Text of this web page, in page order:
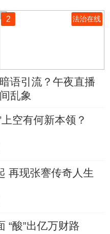
2 法治在线
暗语引流？午夜直播
间乱象
上空有何新本领？
再现张謇传奇人生
“酸”出亿万财路